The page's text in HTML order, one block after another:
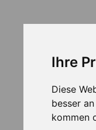
Ihre
Diese
besser
kommen